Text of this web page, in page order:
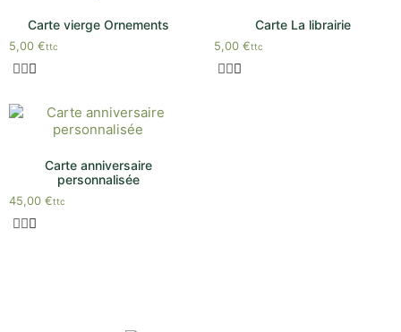
Carte vierge Ornements
5,00 €ttc
Carte La librairie
5,00 €ttc
Carte anniversaire
personnalisée
45,00 €ttc